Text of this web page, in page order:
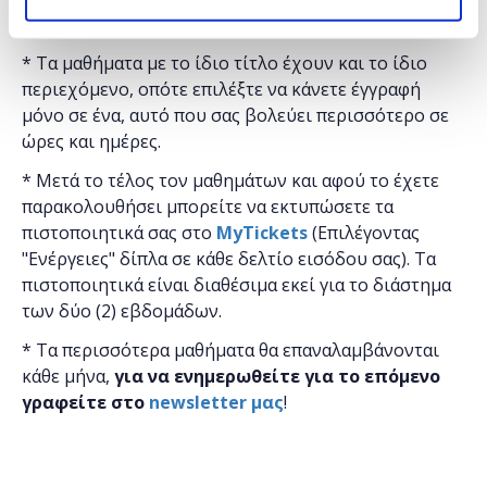
* Τα μαθήματα γίνονται μόνο με φυσική παρουσία.
* Τα μαθήματα με το ίδιο τίτλο έχουν και το ίδιο
περιεχόμενο, οπότε επιλέξτε να κάνετε έγγραφή
μόνο σε ένα, αυτό που σας βολεύει περισσότερο σε
ώρες και ημέρες.
* Μετά το τέλος τον μαθημάτων και αφού το έχετε
παρακολουθήσει μπορείτε να εκτυπώσετε τα
πιστοποιητικά ​σας στο MyTickets(Επιλέγοντας
"Ενέργειες" δίπλα σε κάθε δελτίο εισόδου σας). Τα
πιστοποιητικά είναι διαθέσιμα εκεί για το διάστημα
των δύο (2) εβδομάδων.
* Τα περισσότερα μαθήματα θα επαναλαμβάνονται
κάθε μήνα, για να ενημερωθείτε για το επόμενο
γραφείτε στο newsletter μας!